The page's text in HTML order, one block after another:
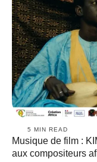
5 MIN READ
Musique de film :
aux compositeurs